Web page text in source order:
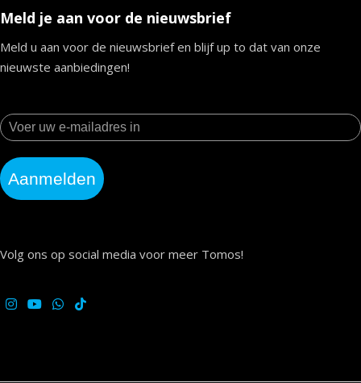
Meld je aan voor de nieuwsbrief
Meld u aan voor de nieuwsbrief en blijf up to dat van onze
nieuwste aanbiedingen!
Aanmelden
Volg ons op social media voor meer Tomos!